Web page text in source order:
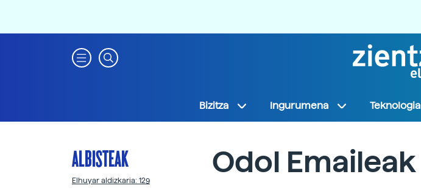
Bizitza Ingurumena Teknologia
ALBISTEAK
Elhuyar aldizkaria: 129
Odol Emaileak